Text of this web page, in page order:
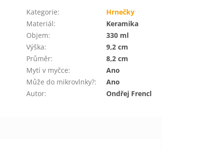
Kategorie:
Hrnečky
Materiál:
Keramika
Objem:
330 ml
Výška:
9,2 cm
Průměr:
8,2 cm
Mytí v myčce:
Ano
Může do mikrovlnky?:
Ano
Autor: Ondřej Frencl